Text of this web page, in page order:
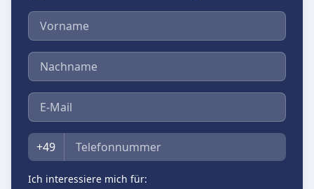
Vorname
Nachname
E-Mail
Telefon
+49
Ich interessiere mich für: